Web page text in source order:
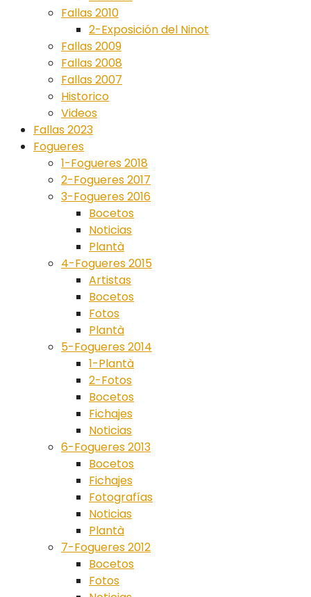
Fallas 2010
2-Exposición del Ninot
Fallas 2009
Fallas 2008
Fallas 2007
Historico
Videos
Fallas 2023
Fogueres
1-Fogueres 2018
2-Fogueres 2017
3-Fogueres 2016
Bocetos
Noticias
Plantà
4-Fogueres 2015
Artistas
Bocetos
Fotos
Plantà
5-Fogueres 2014
1-Plantà
2-Fotos
Bocetos
Fichajes
Noticias
6-Fogueres 2013
Bocetos
Fichajes
Fotografías
Noticias
Plantà
7-Fogueres 2012
Bocetos
Fotos